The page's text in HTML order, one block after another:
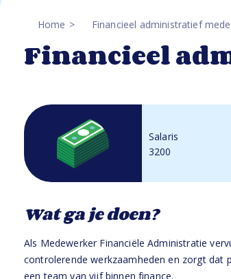
Home Financieel administratief
Financieel
Salaris
3200
Wat ga je doen?
Als Medewerker Financiële Administratie
controlerende werkzaamheden en zorgt dat
een team van vijf binnen finance.